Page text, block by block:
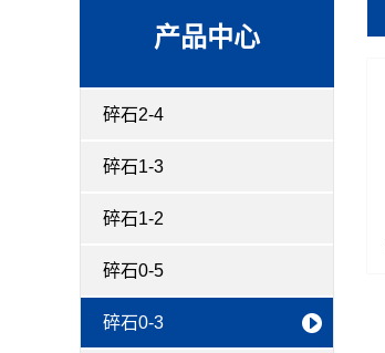
产品中心
碎石2-4
碎石1-3
碎石1-2
碎石0-5
碎石0-3